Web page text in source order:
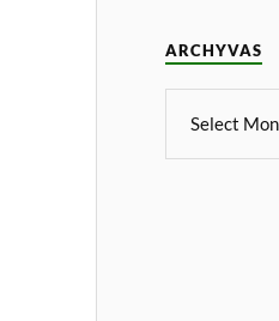
ARCHYVAS